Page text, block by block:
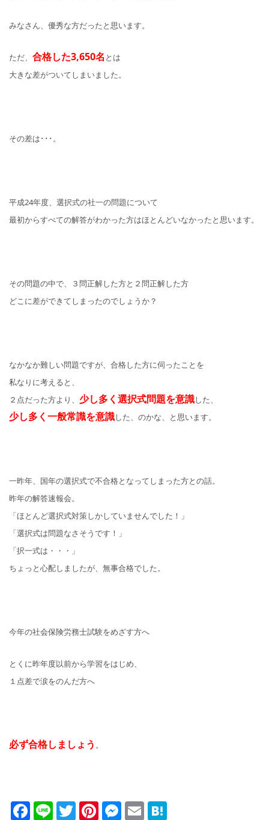
みなさん、優秀な方だったと思います。
ただ、 合格した3,650名 とは
大きな差がついてしまいました。
その差は･･･。
平成24年度、選択式の社一の問題について
最初からすべての解答がわかった方はほとんどいなかったと思います。
その問題の中で、３問正解した方と２問正解した方
どこに差ができてしまったのでしょうか？
なかなか難しい問題ですが、合格した方に伺ったことを
私なりに考えると、
２点だった方より、 少し多く選択式問題を意識した、
少し多く一般常識を意識した、のかな、と思います。
一昨年、国年の選択式で不合格となってしまった方との話。
昨年の解答速報会。
「ほとんど選択式対策しかしていませんでした！」
「選択式は問題なさそうです！」
「択一式は・・・」
ちょっと心配しましたが、無事合格でした。
今年の社会保険労務士試験をめざす方へ
とくに昨年度以前から学習をはじめ、
１点差で涙をのんだ方へ
必ず合格しましょう 。
Facebook
LineTwitter
Pinterest
Messenger
Email